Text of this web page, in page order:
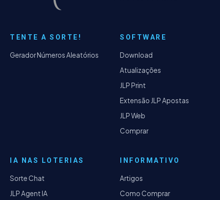
TENTE A SORTE!
Gerador Números Aleatórios
SOFTWARE
Download
Atualizações
JLP Print
Extensão JLP Apostas
JLP Web
Comprar
IA NAS LOTERIAS
Sorte Chat
JLP Agent IA
INFORMATIVO
Artigos
Como Comprar